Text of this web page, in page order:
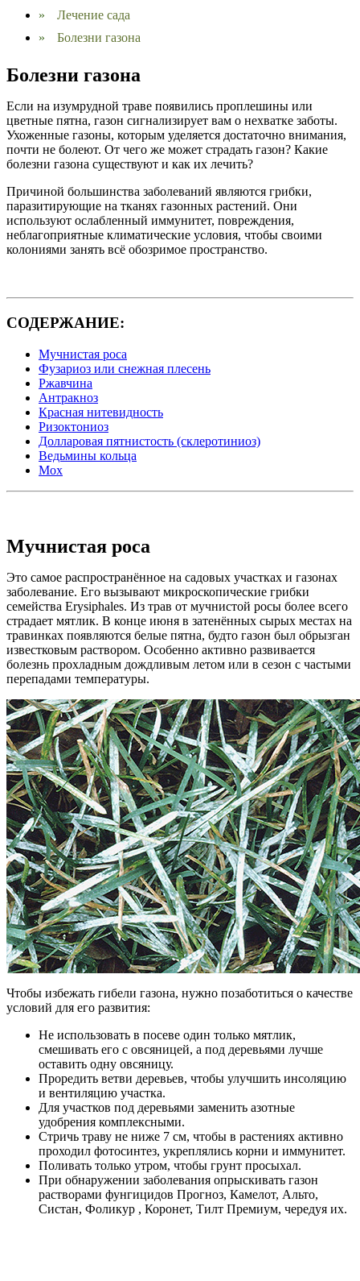
»
Лечение сада
»
Болезни газона
Болезни газона
Если на изумрудной траве появились проплешины или
цветные пятна, газон сигнализирует вам о нехватке заботы.
Ухоженные газоны, которым уделяется достаточно внимания,
почти не болеют. От чего же может страдать газон? Какие
болезни газона существуют и как их лечить?
Причиной большинства заболеваний являются грибки,
паразитирующие на тканях газонных растений. Они
используют ослабленный иммунитет, повреждения,
неблагоприятные климатические условия, чтобы своими
колониями занять всё обозримое пространство.
СОДЕРЖАНИЕ:
Мучнистая роса
Фузариоз или снежная плесень
Ржавчина
Антракноз
Красная нитевидность
Ризоктониоз
Долларовая пятнистость (склеротиниоз)
Ведьмины кольца
Мох
Мучнистая роса
Это самое распространённое на садовых участках и газонах
заболевание. Его вызывают микроскопические грибки
семейства Erysiphales. Из трав от мучнистой росы более всего
страдает мятлик. В конце июня в затенённых сырых местах на
травинках появляются белые пятна, будто газон был обрызган
известковым раствором. Особенно активно развивается
болезнь прохладным дождливым летом или в сезон с частыми
перепадами температуры.
Чтобы избежать гибели газона, нужно позаботиться о качестве
условий для его развития:
Не использовать в посеве один только мятлик,
смешивать его с овсяницей, а под деревьями лучше
оставить одну овсяницу.
Проредить ветви деревьев, чтобы улучшить инсоляцию
и вентиляцию участка.
Для участков под деревьями заменить азотные
удобрения комплексными.
Стричь траву не ниже 7 см, чтобы в растениях активно
проходил фотосинтез, укреплялись корни и иммунитет.
Поливать только утром, чтобы грунт просыхал.
При обнаружении заболевания опрыскивать газон
растворами фунгицидов Прогноз, Камелот, Альто,
Систан, Фоликур , Коронет, Тилт Премиум, чередуя их.